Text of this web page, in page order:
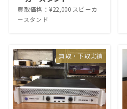
買取価格：¥22,000 スピーカ
ースタンド
買取・下取実績